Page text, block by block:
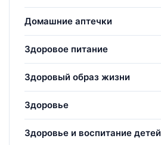
Домашние аптечки
Здоровое питание
Здоровый образ жизни
Здоровье
Здоровье и воспитание детей